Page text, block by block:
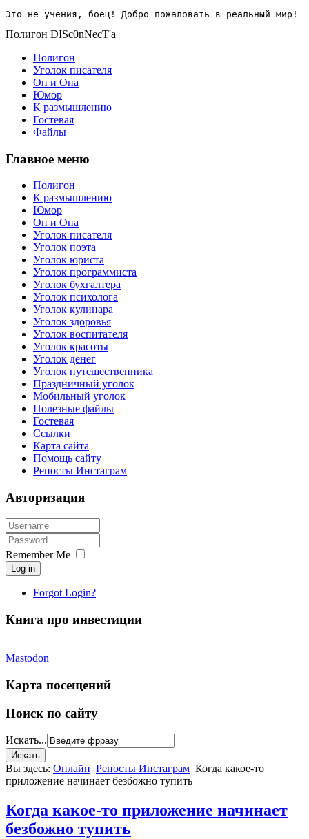
Это не учения, боец! Добро пожаловать в реальный мир!
Полигон DISc0nNecT'a
Полигон
Уголок писателя
Он и Она
Юмор
К размышлению
Гостевая
Файлы
Главное меню
Полигон
К размышлению
Юмор
Он и Она
Уголок писателя
Уголок поэта
Уголок юриста
Уголок программиста
Уголок бухгалтера
Уголок психолога
Уголок кулинара
Уголок здоровья
Уголок воспитателя
Уголок красоты
Уголок денег
Уголок путешественника
Праздничный уголок
Мобильный уголок
Полезные файлы
Гостевая
Ссылки
Карта сайта
Помощь сайту
Репосты Инстаграм
Авторизация
Remember Me
Log in
Forgot Login?
Книга про инвестиции
Mastodon
Карта посещений
Поиск по сайту
Искать...
Вы здесь: Онлайн Репосты Инстаграм Когда какое-то
приложение начинает безбожно тупить
Когда какое-то приложение начинает
безбожно тупить